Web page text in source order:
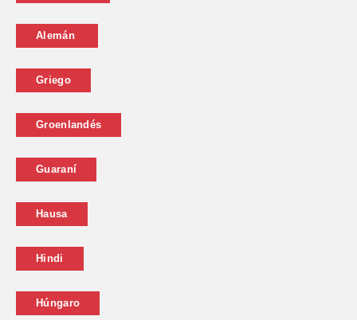
Alemán
Griego
Groenlandés
Guaraní
Hausa
Hindi
Húngaro